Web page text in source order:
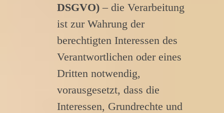
DSGVO) – die Verarbeitung
ist zur Wahrung der
berechtigten Interessen des
Verantwortlichen oder eines
Dritten notwendig,
vorausgesetzt, dass die
Interessen, Grundrechte und